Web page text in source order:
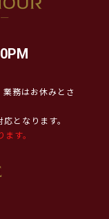
務はお休みとさ
となります。
す。